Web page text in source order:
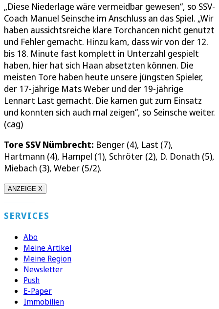
„Diese Niederlage wäre vermeidbar gewesen“, so SSV-
Coach Manuel Seinsche im Anschluss an das Spiel. „Wir
haben aussichtsreiche klare Torchancen nicht genutzt
und Fehler gemacht. Hinzu kam, dass wir von der 12.
bis 18. Minute fast komplett in Unterzahl gespielt
haben, hier hat sich Haan absetzten können. Die
meisten Tore haben heute unsere jüngsten Spieler,
der 17-jährige Mats Weber und der 19-jährige
Lennart Last gemacht. Die kamen gut zum Einsatz
und konnten sich auch mal zeigen“, so Seinsche weiter.
(cag)
Tore SSV Nümbrecht: Benger (4), Last (7),
Hartmann (4), Hampel (1), Schröter (2), D. Donath (5),
Miebach (3), Weber (5/2).
ANZEIGE X
SERVICES
Abo
Meine Artikel
Meine Region
Newsletter
Push
E-Paper
Immobilien